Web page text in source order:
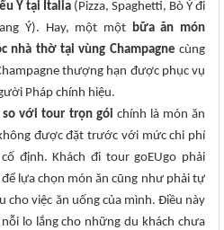
Ý tại Italia (Pizza, Spaghetti, Bò Ý đi
Ý). Hay, một một bữa ăn món
nhà thờ tại vùng Champagne cùng
thượng hạn được phục vụ
Pháp chính hiệu.
với tour trọn gói chính là món ăn
được đặt trước với mức chi phí
định. Khách đi tour goEUgo phải
lựa chọn món ăn cũng như phải tự
cho việc ăn uống của mình. Điều này
lo lắng cho những du khách chưa